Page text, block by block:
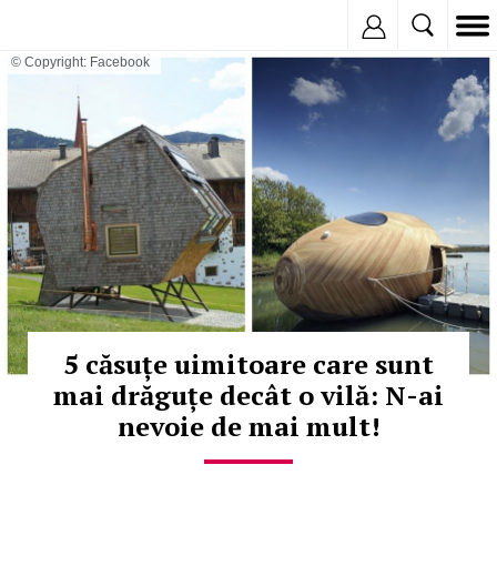
© Copyright: Facebook
5 căsuțe uimitoare care sunt
mai drăguțe decât o vilă: N-ai
nevoie de mai mult!